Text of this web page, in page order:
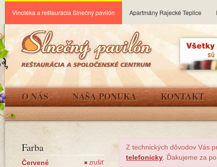
Vinotéka a reštaurácia Slnečný pavilón Apartmány Rajecké Teplice
O NÁS NAŠA PONUKA KONTAKT
Farba
Červené ✖ zrušiť
Z technických dôvodov Vás
telefonicky . Ďakujeme za